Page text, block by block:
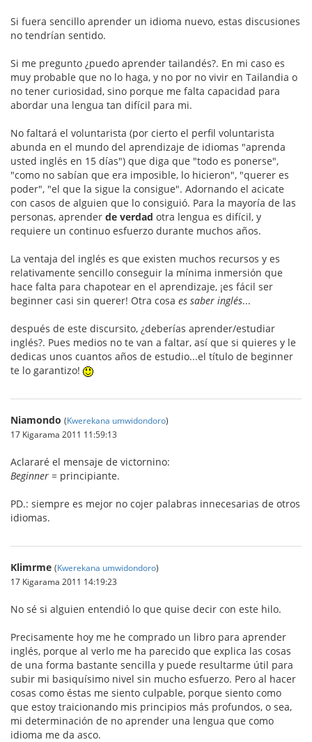
Si fuera sencillo aprender un idioma nuevo, estas discusiones
no tendrían sentido.
Si me pregunto ¿puedo aprender tailandés?. En mi caso es
muy probable que no lo haga, y no por no vivir en Tailandia o
no tener curiosidad, sino porque me falta capacidad para
abordar una lengua tan difícil para mi.
No faltará el voluntarista (por cierto el perfil voluntarista
abunda en el mundo del aprendizaje de idiomas "aprenda
usted inglés en 15 días") que diga que "todo es ponerse",
"como no sabían que era imposible, lo hicieron", "querer es
poder", "el que la sigue la consigue". Adornando el acicate
con casos de alguien que lo consiguió. Para la mayoría de las
personas, aprender de verdad otra lengua es difícil, y
requiere un continuo esfuerzo durante muchos años.
La ventaja del inglés es que existen muchos recursos y es
relativamente sencillo conseguir la mínima inmersión que
hace falta para chapotear en el aprendizaje, ¡es fácil ser
beginner casi sin querer! Otra cosa es saber inglés...
después de este discursito, ¿deberías aprender/estudiar
inglés?. Pues medios no te van a faltar, así que si quieres y le
dedicas unos cuantos años de estudio...el título de beginner
te lo garantizo!
Niamondo (Kwerekana umwidondoro)
17 Kigarama 2011 11:59:13
Aclararé el mensaje de victornino:
Beginner = principiante.
PD.: siempre es mejor no cojer palabras innecesarias de otros
idiomas.
Klimrme (Kwerekana umwidondoro)
17 Kigarama 2011 14:19:23
No sé si alguien entendió lo que quise decir con este hilo.
Precisamente hoy me he comprado un libro para aprender
inglés, porque al verlo me ha parecido que explica las cosas
de una forma bastante sencilla y puede resultarme útil para
subir mi basiquísimo nivel sin mucho esfuerzo. Pero al hacer
cosas como éstas me siento culpable, porque siento como
que estoy traicionando mis principios más profundos, o sea,
mi determinación de no aprender una lengua que como
idioma me da asco.